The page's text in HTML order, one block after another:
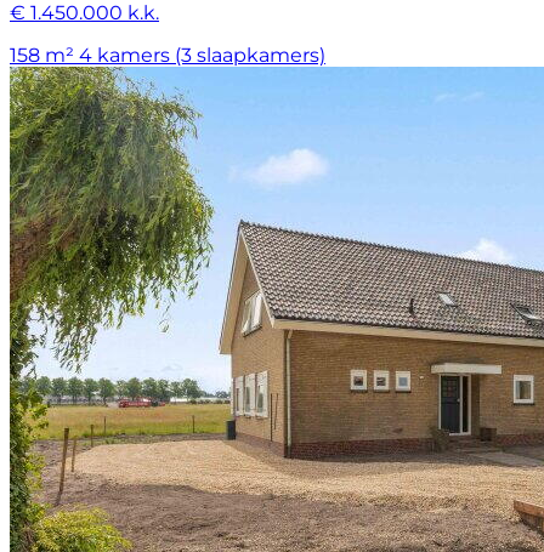
€ 1.450.000 k.k.
158 m² 4 kamers (3 slaapkamers)